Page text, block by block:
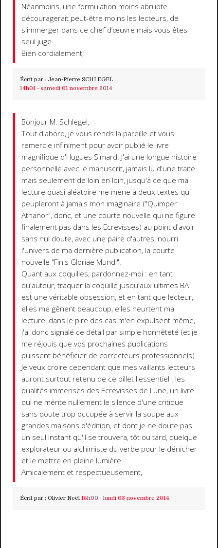
Néanmoins, une formulation moins abrupte
découragerait peut-être moins les lecteurs, de
s'immerger dans ce chef d’œuvre mais vous êtes
seul juge .
Bien cordialement,
Écrit par : Jean-Pierre SCHLEGEL
14h01 - samedi 01 novembre 2014
Bonjour M. Schlegel,
Tout d'abord, je vous rends la pareille et vous
remercie infiniment pour avoir publié le livre
magnifique d'Hugues Simard. J'ai une longue histoire
personnelle avec le manuscrit, jamais lu d'une traite
mais seulement de loin en loin, jusqu'à ce que ma
lecture quasi aléatoire me mène à deux textes qui
peupleront à jamais mon imaginaire ("Quimper
Athanor", donc, et une courte nouvelle qui ne figure
finalement pas dans les Ecrevisses) au point d'avoir
sans nul doute, avec une paire d'autres, nourri
l'univers de ma dernière publication, la courte
nouvelle "Finis Gloriae Mundi".
Quant aux coquilles, pardonnez-moi : en tant
qu'auteur, traquer la coquille jusqu'aux ultimes BAT
est une véritable obsession, et en tant que lecteur,
elles me gênent beaucoup, elles heurtent ma
lecture, dans le pire des cas m'en expulsent même,
j'ai donc signalé ce détail par simple honnêteté (et je
me réjouis que vos prochaines publications
puissent bénéficier de correcteurs professionnels).
Je veux croire cependant que mes vaillants lecteurs
auront surtout retenu de ce billet l'essentiel : les
qualités immenses des Ecrevisses de Lune, un livre
qui ne mérite nullement le silence d'une critique
sans doute trop occupée à servir la soupe aux
grandes maisons d'édition, et dont je ne doute pas
un seul instant qu'il se trouvera, tôt ou tard, quelque
explorateur ou alchimiste du verbe pour le dénicher
et le mettre en pleine lumière.
Amicalement et respectueusement,
Écrit par : Olivier Noël 15h00 - lundi 03 novembre 2014